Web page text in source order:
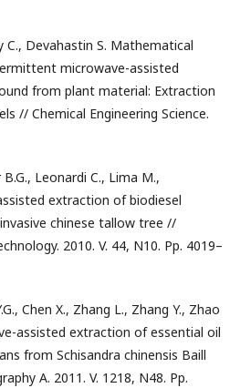
Devahastin S. Mathematical
microwave-assisted
from plant material: Extraction
// Chemical Engineering Science.
Leonardi C., Lima M.,
extraction of biodiesel
chinese tallow tree //
2010. V. 44, N10. Pp. 4019–
Chen X., Zhang L., Zhang Y., Zhao
assisted extraction of essential oil
from Schisandra chinensis Baill
A. 2011. V. 1218, N48. Pp.